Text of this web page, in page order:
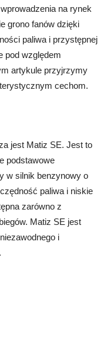
na rynek
grono fanów dzięki
paliwa i przystępnej
pod względem
artykule przyjrzymy
cechom.
jest Matiz SE. Jest to
podstawowe
w silnik benzynowy o
paliwa i niskie
zarówno z
Matiz SE jest
i